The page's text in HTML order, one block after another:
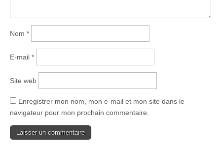
Nom *
E-mail *
Site web
Enregistrer mon nom, mon e-mail et mon site dans le
navigateur pour mon prochain commentaire.